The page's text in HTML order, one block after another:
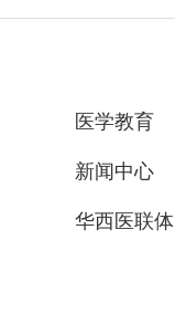
医学教育
新闻中心
华西医联体